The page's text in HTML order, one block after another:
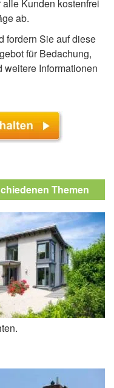
Kunden kostenfrei
ab.
fordern Sie auf diese
für Bedachung,
Informationen
Themen